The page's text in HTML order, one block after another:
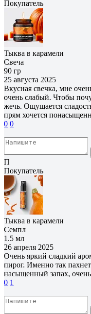
Покупатель
Тыква в карамели
Свеча
90 гр
25 августа 2025
Вкусная свечка, мне
очень слабый. Чтобы
жечь. Ощущается
прям хочется
0 0
П
Покупатель
Тыква в карамели
Семпл
1.5 мл
26 апреля 2025
Очень яркий сладкий
пирог. Именно так
насыщенный запах,
0 1